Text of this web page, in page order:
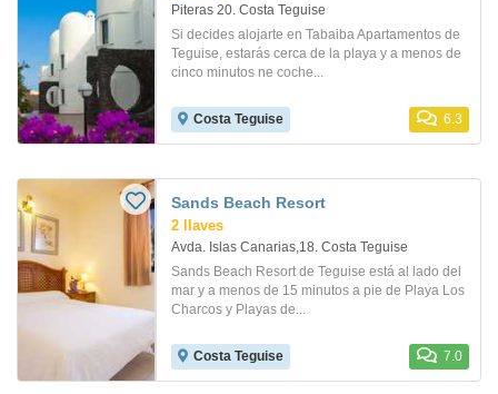
Piteras 20. Costa Teguise
Si decides alojarte en Tabaiba Apartamentos de
Teguise, estarás cerca de la playa y a menos de
cinco minutos ne coche...
Costa Teguise 6.3
Sands Beach Resort
2 llaves
Avda. Islas Canarias,18. Costa Teguise
Sands Beach Resort de Teguise está al lado del
mar y a menos de 15 minutos a pie de Playa Los
Charcos y Playas de...
Costa Teguise 7.0